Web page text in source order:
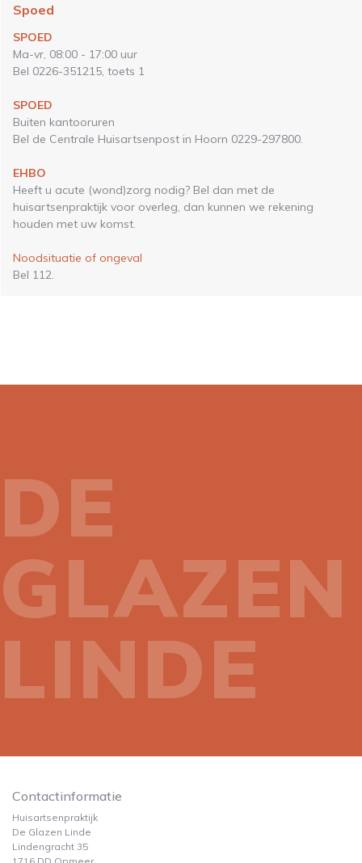
Spoed
SPOED
Ma-vr, 08:00 - 17:00 uur
Bel 0226-351215, toets 1
SPOED
Buiten kantooruren
Bel de Centrale Huisartsenpost in Hoorn 0229-297800.
EHBO
Heeft u acute (wond)zorg nodig? Bel dan met de
huisartsenpraktijk voor overleg, dan kunnen we rekening
houden met uw komst.
Noodsituatie of ongeval
Bel 112.
DE
GLAZEN
LINDE
Contactinformatie
Huisartsenpraktijk
De Glazen Linde
Lindengracht 35